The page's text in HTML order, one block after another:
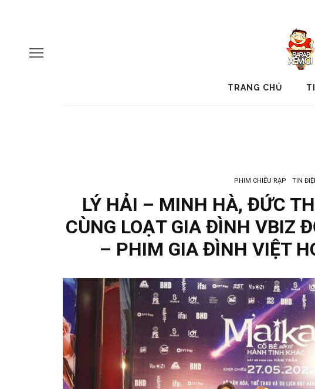
TRANG CHỦ
PHIM CHIẾU RẠP TIN
LÝ HẢI – MINH HÀ, ĐỨC
CÙNG LOẠT GIA ĐÌNH VBIZ
– PHIM GIA ĐÌNH VIỆT